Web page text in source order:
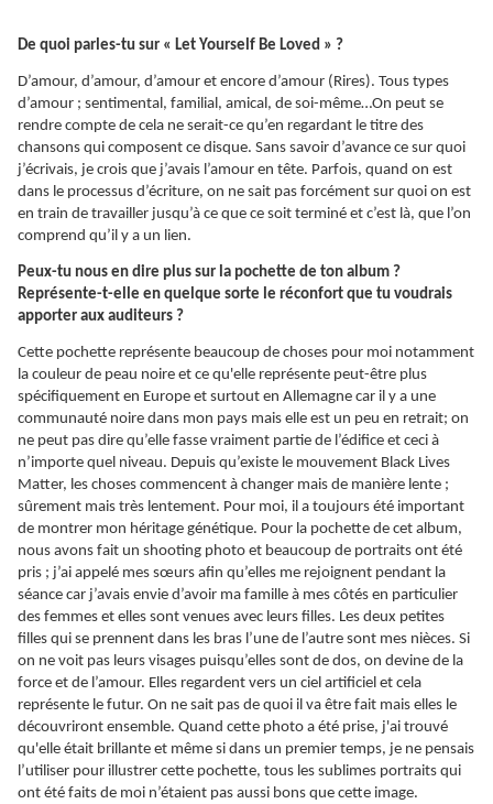
De quoi parles-tu sur « Let Yourself Be Loved » ?
D’amour, d’amour, d’amour et encore d’amour (Rires). Tous types
d’amour ; sentimental, familial, amical, de soi-même…On peut se
rendre compte de cela ne serait-ce qu’en regardant le titre des
chansons qui composent ce disque. Sans savoir d’avance ce sur quoi
j’écrivais, je crois que j’avais l’amour en tête. Parfois, quand on est
dans le processus d’écriture, on ne sait pas forcément sur quoi on est
en train de travailler jusqu’à ce que ce soit terminé et c’est là, que l’on
comprend qu’il y a un lien.
Peux-tu nous en dire plus sur la pochette de ton album ?
Représente-t-elle en quelque sorte le réconfort que tu voudrais
apporter aux auditeurs ?
Cette pochette représente beaucoup de choses pour moi notamment
la couleur de peau noire et ce qu'elle représente peut-être plus
spécifiquement en Europe et surtout en Allemagne car il y a une
communauté noire dans mon pays mais elle est un peu en retrait; on
ne peut pas dire qu’elle fasse vraiment partie de l’édifice et ceci à
n’importe quel niveau. Depuis qu’existe le mouvement Black Lives
Matter, les choses commencent à changer mais de manière lente ;
sûrement mais très lentement. Pour moi, il a toujours été important
de montrer mon héritage génétique. Pour la pochette de cet album,
nous avons fait un shooting photo et beaucoup de portraits ont été
pris ; j’ai appelé mes sœurs afin qu’elles me rejoignent pendant la
séance car j’avais envie d’avoir ma famille à mes côtés en particulier
des femmes et elles sont venues avec leurs filles. Les deux petites
filles qui se prennent dans les bras l’une de l’autre sont mes nièces. Si
on ne voit pas leurs visages puisqu’elles sont de dos, on devine de la
force et de l’amour. Elles regardent vers un ciel artificiel et cela
représente le futur. On ne sait pas de quoi il va être fait mais elles le
découvriront ensemble. Quand cette photo a été prise, j'ai trouvé
qu'elle était brillante et même si dans un premier temps, je ne pensais
l’utiliser pour illustrer cette pochette, tous les sublimes portraits qui
ont été faits de moi n’étaient pas aussi bons que cette image.